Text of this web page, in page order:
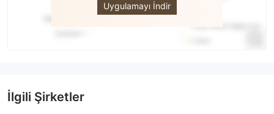
Uygulamayı İndir
İlgili Şirketler